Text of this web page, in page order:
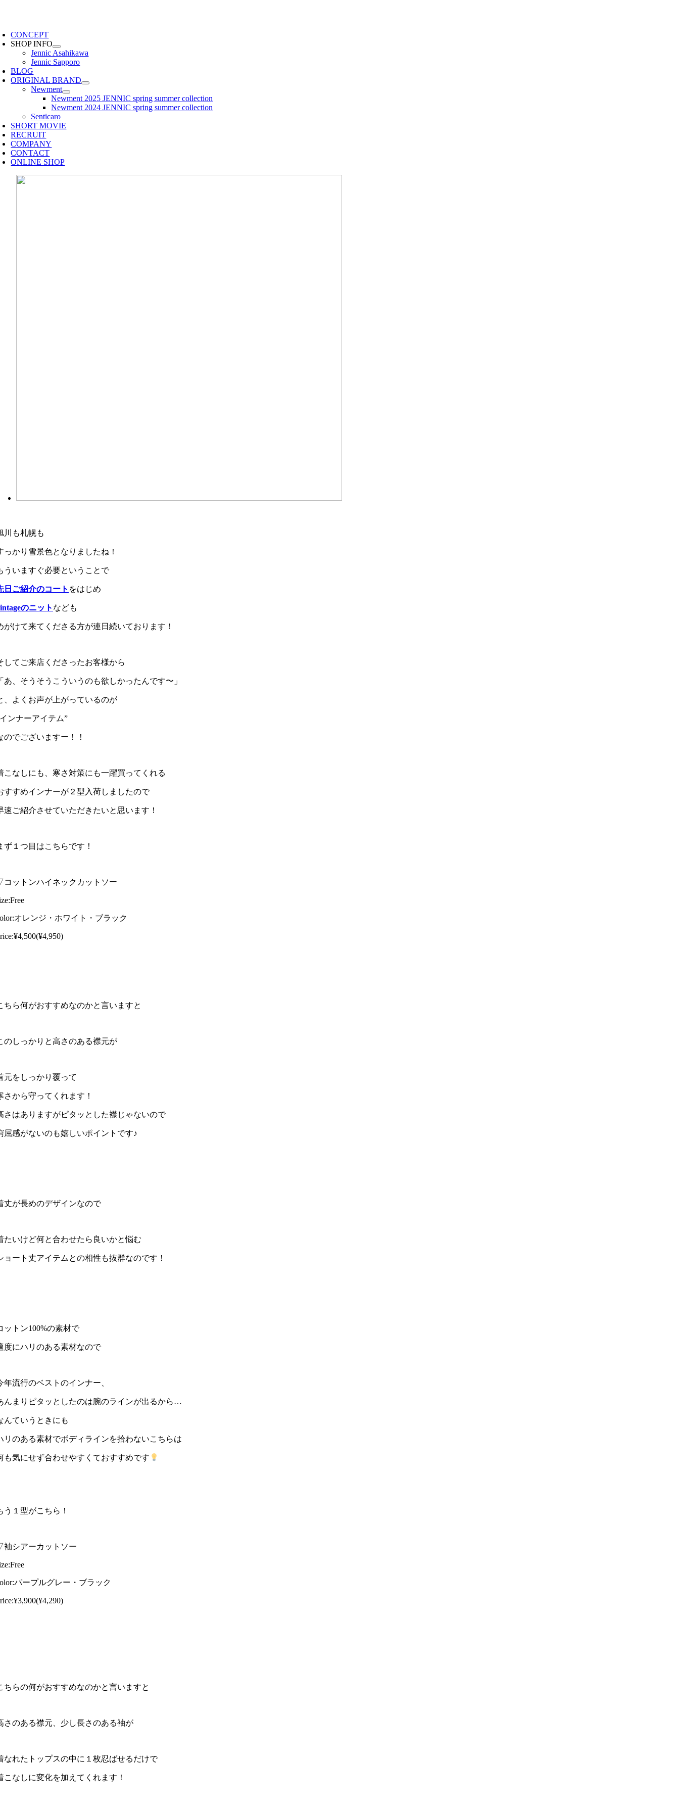
CONCEPT
SHOP INFO
Jennic Asahikawa
Jennic Sapporo
BLOG
ORIGINAL BRAND
Newment
Newment 2025 JENNIC spring summer collection
Newment 2024 JENNIC spring summer collection
Senticaro
SHORT MOVIE
RECRUIT
COMPANY
CONTACT
ONLINE SHOP
川も札幌も
っかり雪景色となりましたね！
ういますぐ必要ということで
日ご紹介のコート をはじめ
のニット なども
がけて来てくださる方が連日続いております！
してご来店くださったお客様から
あ、そうそうこういうのも欲しかったんです〜」
、よくお声が上がっているのが
ンナーアイテム”
のでございますー！！
こなしにも、寒さ対策にも一躍買ってくれる
すすめインナーが２型入荷しましたので
速ご紹介させていただきたいと思います！
ず１つ目はこちらです！
ットンハイネックカットソー
オレンジ・ホワイト・ブラック
ちら何がおすすめなのかと言いますと
のしっかりと高さのある襟元が
元をしっかり覆って
さから守ってくれます！
さはありますがピタッとした襟じゃないので
屈感がないのも嬉しいポイントです♪
丈が長めのデザインなので
たいけど何と合わせたら良いかと悩む
ョート丈アイテムとの相性も抜群なのです！
ットン100%の素材で
度にハリのある素材なので
年流行のベストのインナー、
んまりピタッとしたのは腕のラインが出るから…
んていうときにも
リのある素材でボディラインを拾わないこちらは
も気にせず合わせやすくておすすめです
う１型がこちら！
シアーカットソー
パープルグレー・ブラック
ちらの何がおすすめなのかと言いますと
さのある襟元、少し長さのある袖が
なれたトップスの中に１枚忍ばせるだけで
こなしに変化を加えてくれます！